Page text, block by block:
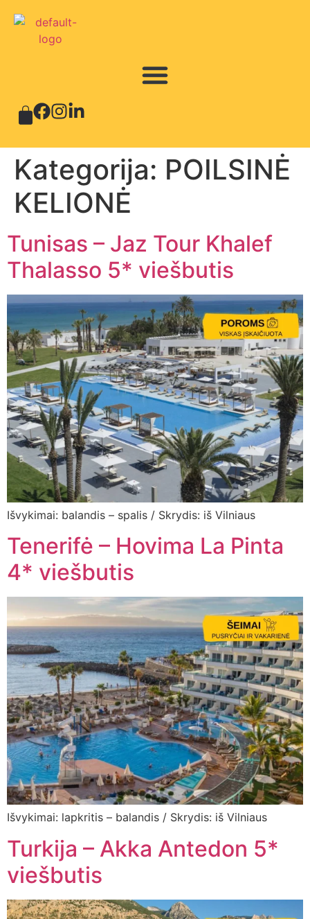
Kategorija: POILSINĖ
KELIONĖ
Tunisas – Jaz Tour Khalef
Thalasso 5* viešbutis
Išvykimai: balandis – spalis / Skrydis: iš Vilniaus
Tenerifė – Hovima La Pinta
4* viešbutis
Išvykimai: lapkritis – balandis / Skrydis: iš Vilniaus
Turkija – Akka Antedon 5*
viešbutis